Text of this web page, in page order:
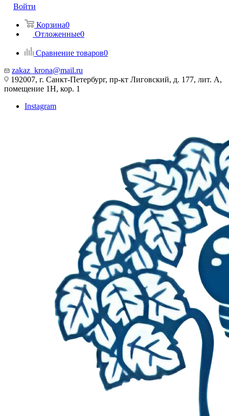
Войти
Корзина0
Отложенные0
Сравнение товаров0
zakaz_krona@mail.ru
192007, г. Санкт-Петербург, пр-кт Лиговский, д. 177, лит. А,
помещение 1Н, кор. 1
Instagram